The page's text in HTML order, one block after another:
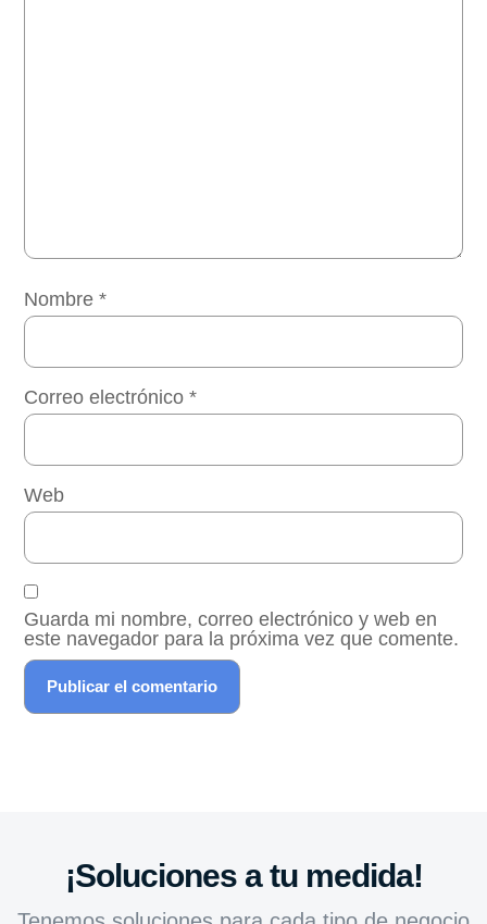
Nombre*
Correo electrónico*
Web
Guarda mi nombre, correo electrónico y web en
este navegador para la próxima vez que comente.
¡Soluciones a tu medida!